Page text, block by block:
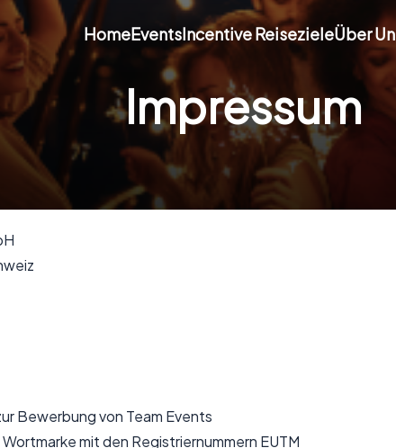
HomeEventsIncentive ReisezieleÜber
Impressum
Bewerbung von Team Events
mit den Registriernummern EUTM